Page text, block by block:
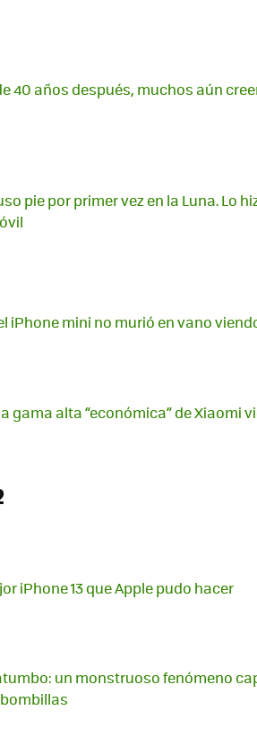
40 años después, muchos aún
pie por primer vez en la Luna. Lo
iPhone mini no murió en vano
gama alta “económica” de Xiaomi
iPhone 13 que Apple pudo hacer
un monstruoso fenómeno